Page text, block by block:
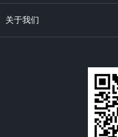
关于我们